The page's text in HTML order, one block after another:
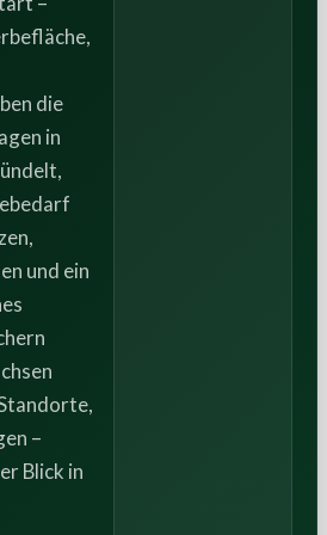
die
in
und ein
–
Blick in